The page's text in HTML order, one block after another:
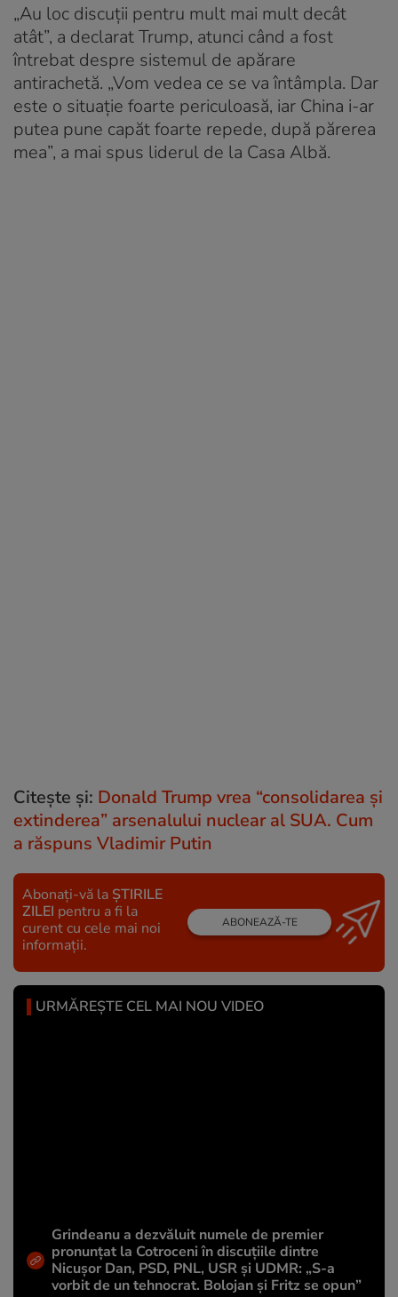
„Au loc discuții pentru mult mai mult decât
atât”, a declarat Trump, atunci când a fost
întrebat despre sistemul de apărare
antirachetă. „Vom vedea ce se va întâmpla. Dar
este o situație foarte periculoasă, iar China i-ar
putea pune capăt foarte repede, după părerea
mea”, a mai spus liderul de la Casa Albă.
Citește și: Donald Trump vrea “consolidarea și
extinderea” arsenalului nuclear al SUA. Cum
a răspuns Vladimir Putin
Abonați-vă la ȘTIRILE
ZILEI pentru a fi la
curent cu cele mai noi
informații.
ABONEAZĂ-TE
URMĂREȘTE CEL MAI NOU VIDEO
Grindeanu a dezvăluit numele de premier
pronunțat la Cotroceni în discuțiile dintre
Nicușor Dan, PSD, PNL, USR și UDMR: „S-a
vorbit de un tehnocrat. Bolojan și Fritz se opun”